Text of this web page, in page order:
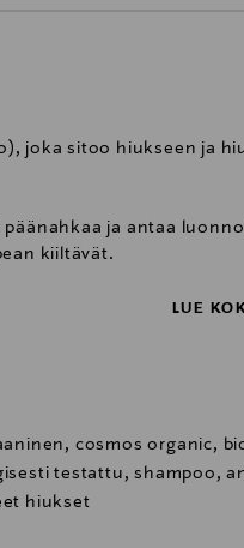
joka sitoo hiukseen ja
ja antaa
kiiltävät.
painoonsa nähden
ongelmien hoitoon
niin miehille kuin
LUE
cosmos organic,
testattu, shampoo,
hiukset